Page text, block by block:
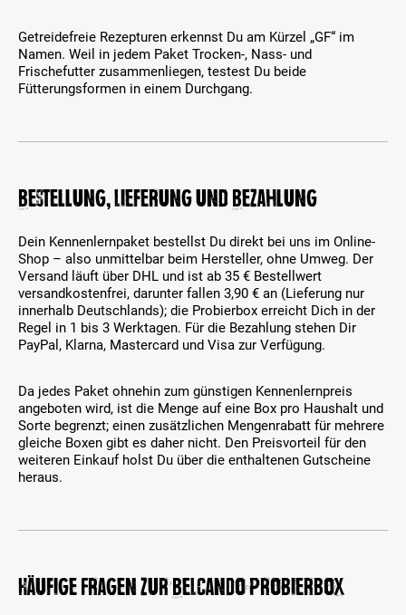
Getreidefreie Rezepturen erkennst Du am Kürzel „GF“ im
Namen. Weil in jedem Paket Trocken-, Nass- und
Frischefutter zusammenliegen, testest Du beide
Fütterungsformen in einem Durchgang.
Bestellung, Lieferung und Bezahlung
Dein Kennenlernpaket bestellst Du direkt bei uns im Online-
Shop – also unmittelbar beim Hersteller, ohne Umweg. Der
Versand läuft über DHL und ist ab 35 € Bestellwert
versandkostenfrei, darunter fallen 3,90 € an (Lieferung nur
innerhalb Deutschlands); die Probierbox erreicht Dich in der
Regel in 1 bis 3 Werktagen. Für die Bezahlung stehen Dir
PayPal, Klarna, Mastercard und Visa zur Verfügung.
Da jedes Paket ohnehin zum günstigen Kennenlernpreis
angeboten wird, ist die Menge auf eine Box pro Haushalt und
Sorte begrenzt; einen zusätzlichen Mengenrabatt für mehrere
gleiche Boxen gibt es daher nicht. Den Preisvorteil für den
weiteren Einkauf holst Du über die enthaltenen Gutscheine
heraus.
Häufige Fragen zur BELCANDO Probierbox